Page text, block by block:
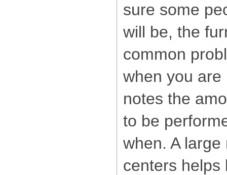
sure some
will be, the
common
when you are
notes the
to be
when. A
centers helps